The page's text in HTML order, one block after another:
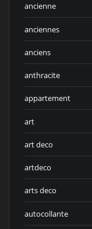
ancienne
anciennes
anciens
anthracite
appartement
art
art deco
artdeco
arts deco
autocollante